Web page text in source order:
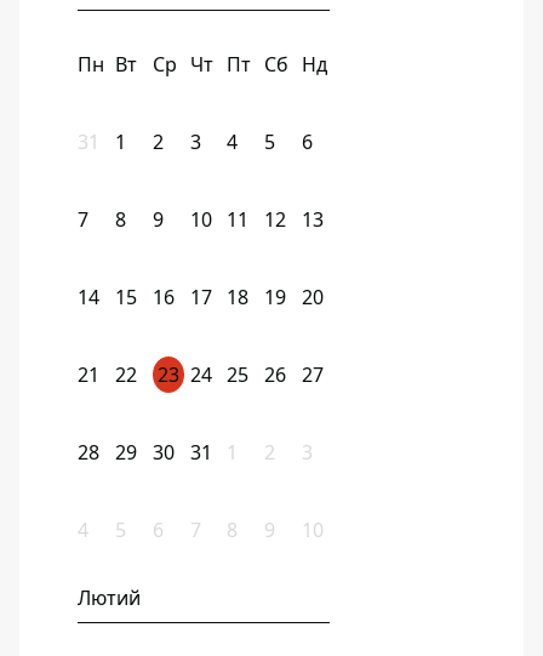
Пн Вт Ср Чт Пт Сб Нд
31 1 2 3 4 5 6
7 8 9 10 11 12 13
14 15 16 17 18 19 20
21 22 23 24 25 26 27
28 29 30 31 1 2 3
4 5 6 7 8 9 10
Лютий